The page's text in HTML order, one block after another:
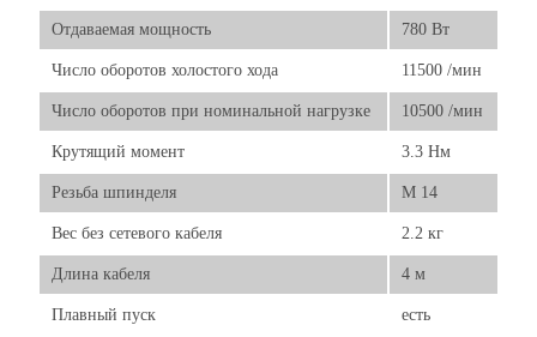
Отдаваемая мощность 780 Вт
Число оборотов холостого хода 11500 /мин
Число оборотов при номинальной нагрузке 10500 /мин
Крутящий момент 3.3 Нм
Резьба шпинделя M 14
Вес без сетевого кабеля 2.2 кг
Длина кабеля 4 м
Плавный пуск есть